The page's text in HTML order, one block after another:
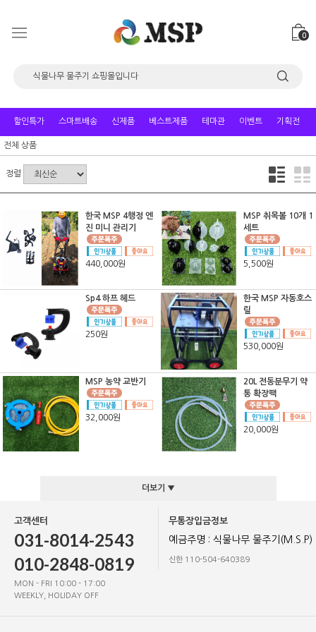
0
할인특가 스마트배송 신제품 베스트제품 테마관 이벤트 기획전
전체 상품
정렬
한국 MSP 4행정 엔
진 미니 관리기
440,000원
MSP 취목볼 10개 1
세트
5,500원
Sp4 하프 헤드
250원
한국 MSP 자동호스
릴
530,000원
MSP 농약 교반기
32,000원
20L 전동분무기 약
통 확장팩
20,000원
더보기 ▼
고객센터
031-8014-2543
010-2848-0819
MON - FRI 10:00 - 17:00
WEEKLY, HOLIDAY OFF
무통장입금정보
예금주명 : 식물나무 물주기(M.S.P)
신한 110-504-640389